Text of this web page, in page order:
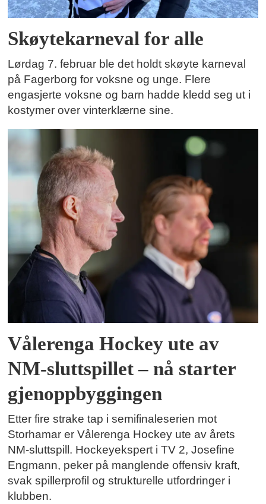
Skøytekarneval for alle
Lørdag 7. februar ble det holdt skøyte karneval
på Fagerborg for voksne og unge. Flere
engasjerte voksne og barn hadde kledd seg ut i
kostymer over vinterklærne sine.
Vålerenga Hockey ute av
NM-sluttspillet – nå starter
gjenoppbyggingen
Etter fire strake tap i semifinaleserien mot
Storhamar er Vålerenga Hockey ute av årets
NM-sluttspill. Hockeyekspert i TV 2, Josefine
Engmann, peker på manglende offensiv kraft,
svak spillerprofil og strukturelle utfordringer i
klubben.